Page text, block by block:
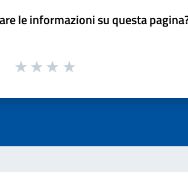
le informazioni su questa